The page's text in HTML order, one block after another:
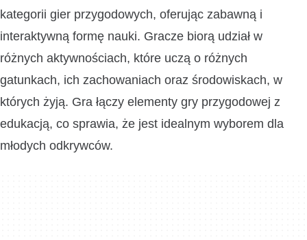
kategorii gier przygodowych, oferując zabawną i
interaktywną formę nauki. Gracze biorą udział w
różnych aktywnościach, które uczą o różnych
gatunkach, ich zachowaniach oraz środowiskach, w
których żyją. Gra łączy elementy gry przygodowej z
edukacją, co sprawia, że jest idealnym wyborem dla
młodych odkrywców.